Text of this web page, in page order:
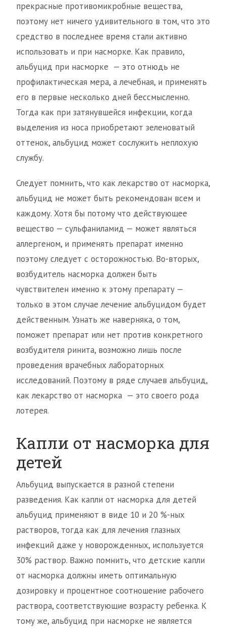
прекрасные противомикробные вещества,
поэтому нет ничего удивительного в том, что это
средство в последнее время стали активно
использовать и при насморке. Как правило,
альбуцид при насморке — это отнюдь не
профилактическая мера, а лечебная, и применять
его в первые несколько дней бессмысленно.
Тогда как при затянувшейся инфекции, когда
выделения из носа приобретают зеленоватый
оттенок, альбуцид может сослужить неплохую
службу.
Следует помнить, что как лекарство от насморка,
альбуцид не может быть рекомендован всем и
каждому. Хотя бы потому что действующее
вещество — сульфаниламид — может являться
аллергеном, и применять препарат именно
поэтому следует с осторожностью. Во-вторых,
возбудитель насморка должен быть
чувствителен именно к этому препарату —
только в этом случае лечение альбуцидом будет
действенным. Узнать же наверняка, о том,
поможет препарат или нет против конкретного
возбудителя ринита, возможно лишь после
проведения врачебных лабораторных
исследований. Поэтому в ряде случаев альбуцид,
как лекарство от насморка — это своего рода
лотерея.
Капли от насморка для
детей
Альбуцид выпускается в разной степени
разведения. Как капли от насморка для детей
альбуцид применяют в виде 10 и 20 %-ных
растворов, тогда как для лечения глазных
инфекций даже у новорожденных, используется
30% раствор. Важно помнить, что детские капли
от насморка должны иметь оптимальную
дозировку и процентное соотношение рабочего
раствора, соответствующие возрасту ребенка. К
тому же, альбуцид при насморке не является